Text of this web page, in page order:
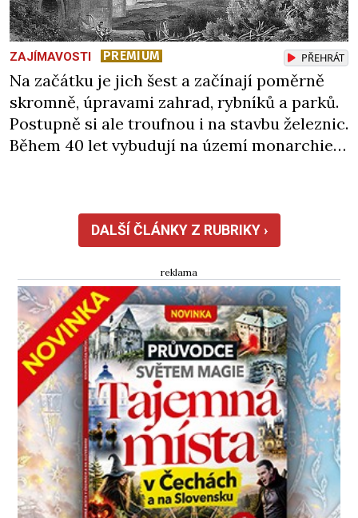
ZAJÍMAVOSTI PREMIUM PŘEHRÁT
Na začátku je jich šest a začínají poměrně
skromně, úpravami zahrad, rybníků a parků.
Postupně si ale troufnou i na stavbu železnic.
Během 40 let vybudují na území monarchie
ducha zdědí bratři Kleinové po otci
Johannovi (1756–1835), který má malý statek
na Jesenicku […]
DALŠÍ ČLÁNKY Z RUBRIKY ›
reklama